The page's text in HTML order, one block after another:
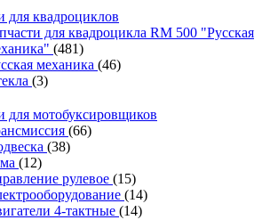
для квадроциклов
для квадроцикла RM 500 "Русская
(481)
механика (46)
(3)
для мотобуксировщиков
(66)
(38)
(12)
рулевое (15)
(14)
4-тактные (14)